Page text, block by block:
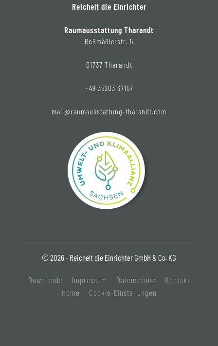
Reichelt die Einrichter
Raumausstattung Tharandt
Roßmäßlerstr. 5
01737 Tharandt
+49 35203 37157
mail@raumausstattung-tharandt.com
© 2026 - Reichelt die Einrichter GmbH & Co. KG
Downloads Impressum Datenschutz
Kontakt
Home
Cookie-Einstellungen